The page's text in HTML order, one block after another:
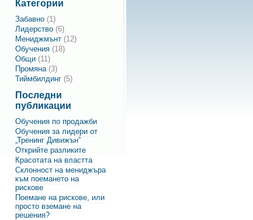
Категории
Забавно (1)
Лидерство (6)
Мениджмънт (12)
Обучения (18)
Общи (11)
Промяна(3)
Тиймбилдинг (5)
Последни
публикации
Обучения по продажби
Обучения за лидери от
„Тренинг Дивижън”
Открийте разликите
Красотата на властта
Склонност на мениджъра
към поемането на
рискове
Поемане на рискове, или
просто вземане на
решения?